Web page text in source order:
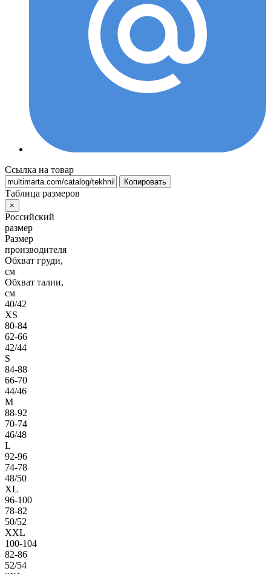
Ссылка на товар
Копировать
Таблица размеров
×
Российский
размер
Размер
производителя
Обхват груди,
см
Обхват талии,
см
40/42
XS
80-84
62-66
42/44
S
84-88
66-70
44/46
M
88-92
70-74
46/48
L
92-96
74-78
48/50
XL
96-100
78-82
50/52
XXL
100-104
82-86
52/54